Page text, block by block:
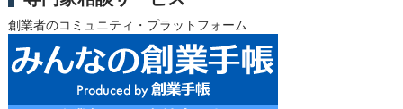
創業者のコミュニティ・プラットフォーム